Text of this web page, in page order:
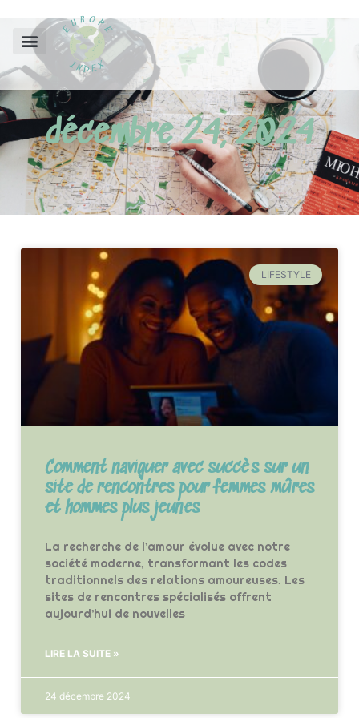
décembre 24, 2024
LIFESTYLE
Comment naviguer avec succès sur un
site de rencontres pour femmes mûres
et hommes plus jeunes
La recherche de l’amour évolue avec notre
société moderne, transformant les codes
traditionnels des relations amoureuses. Les
sites de rencontres spécialisés offrent
aujourd’hui de nouvelles
LIRE LA SUITE »
24 décembre 2024